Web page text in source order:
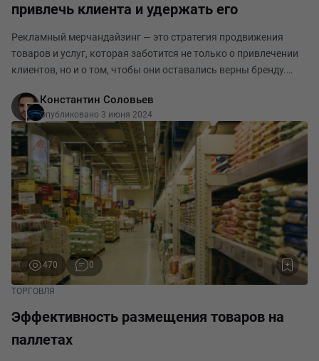
привлечь клиента и удержать его
Рекламный мерчандайзинг — это стратегия продвижения
товаров и услуг, которая заботится не только о привлечении
клиентов, но и о том, чтобы они оставались верны бренду.
посетителя магазина в постоянного покупателя.
Константин Соловьев
Опубликовано 3 июня 2024
470 0
ТОРГОВЛЯ
Эффективность размещения товаров на
паллетах